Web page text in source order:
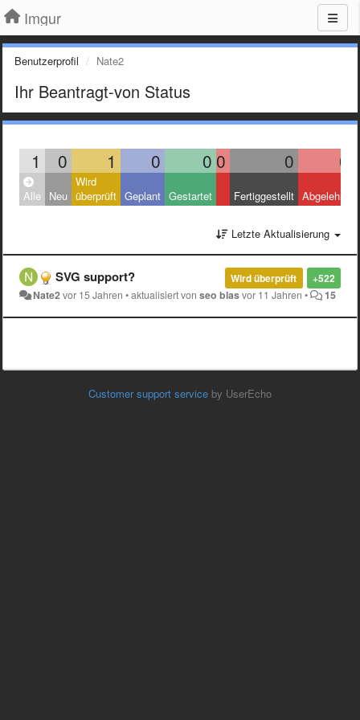
Imgur
Benutzerprofil Nate2
Ihr Beantragt-von Status
1 0 1 0 0 0 0 0
Alle Neu
Wird
überprüft Geplant Gestartet Fertiggestellt Abgelehnt
Letzte Aktualisierung
+522
Wird überprüft
SVG support?
Nate2vor 15 Jahren •aktualisiert vonseo blasvor 11 Jahren • 15
Customer support service by UserEcho